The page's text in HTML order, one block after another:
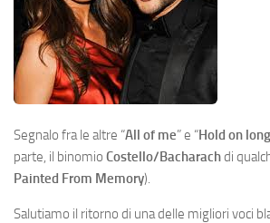
Segnalo fra le altre “All of me” e “Hold on
parte, il binomio Costello/Bacharachdi
Painted From Memory).
Salutiamo il ritorno di una delle migliori voci